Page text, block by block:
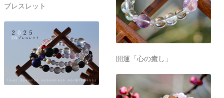
ブレスレット
開運「心の癒し」